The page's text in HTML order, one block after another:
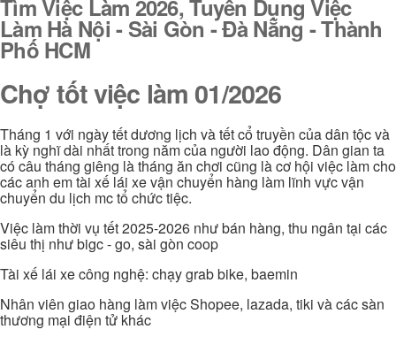
Tìm Việc Làm 2026, Tuyển Dụng Việc
Làm Hà Nội - Sài Gòn - Đà Nẵng - Thành
Phố HCM
Chợ tốt việc làm 01/2026
Tháng 1 với ngày tết dương lịch và tết cổ truyền của dân tộc và
là kỳ nghĩ dài nhất trong năm của người lao động. Dân gian ta
có câu tháng giêng là tháng ăn chơi cũng là cơ hội việc làm cho
các anh em tài xế lái xe vận chuyển hàng làm lĩnh vực vận
chuyển du lịch mc tổ chức tiệc.
Việc làm thời vụ tết 2025-2026 như bán hàng, thu ngân tại các
siêu thị như bigc - go, sài gòn coop
Tài xế lái xe công nghệ: chạy grab bike, baemin
Nhân viên giao hàng làm việc Shopee, lazada, tiki và các sàn
thương mại điện tử khác